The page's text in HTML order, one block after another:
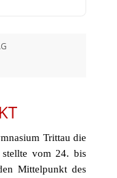
Trittau die
stellte vom 24. bis
Mittelpunkt des